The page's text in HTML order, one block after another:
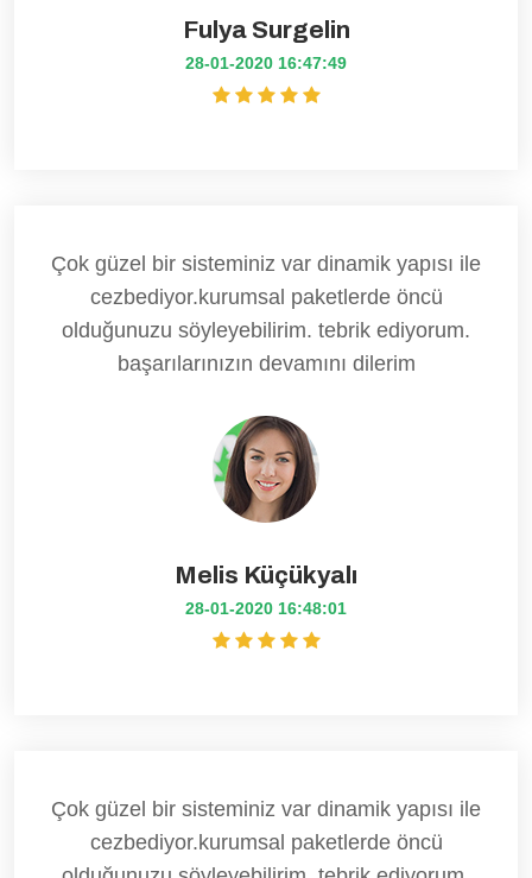
Fulya Surgelin
28-01-2020 16:47:49
Çok güzel bir sisteminiz var dinamik yapısı ile
cezbediyor.kurumsal paketlerde öncü
olduğunuzu söyleyebilirim. tebrik ediyorum.
başarılarınızın devamını dilerim
Melis Küçükyalı
28-01-2020 16:48:01
Çok güzel bir sisteminiz var dinamik yapısı ile
cezbediyor.kurumsal paketlerde öncü